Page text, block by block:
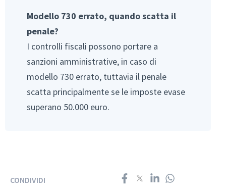
Modello 730 errato, quando scatta il
penale?
I controlli fiscali possono portare a
sanzioni amministrative, in caso di
modello 730 errato, tuttavia il penale
scatta principalmente se le imposte evase
superano 50.000 euro.
CONDIVIDI